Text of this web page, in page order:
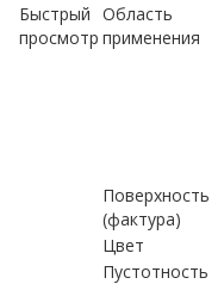
Быстрый
просмотр
Область
применения
Поверхность
(фактура)
Цвет
Пустотность